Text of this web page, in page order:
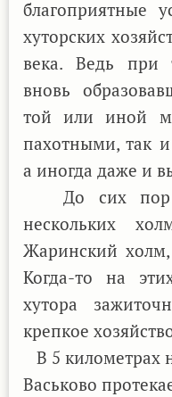
благоприятные
хуторских
века. Ведь при
вновь
той или иной
пахотными, так
а иногда даже и
До сих пор
нескольких
Жаринский
Когда-то на
хутора
крепкое
В 5 километрах
Васьково